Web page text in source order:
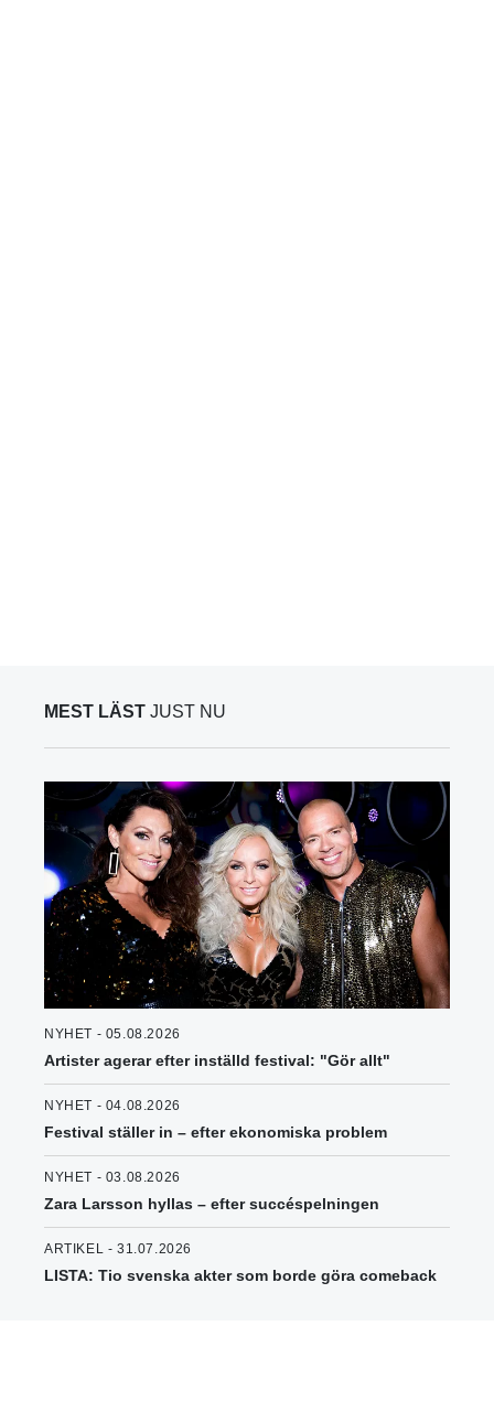
MEST LÄST JUST NU
NYHET - 05.08.2026
Artister agerar efter inställd festival: "Gör allt"
NYHET - 04.08.2026
Festival ställer in – efter ekonomiska problem
NYHET - 03.08.2026
Zara Larsson hyllas – efter succéspelningen
ARTIKEL - 31.07.2026
LISTA: Tio svenska akter som borde göra comeback